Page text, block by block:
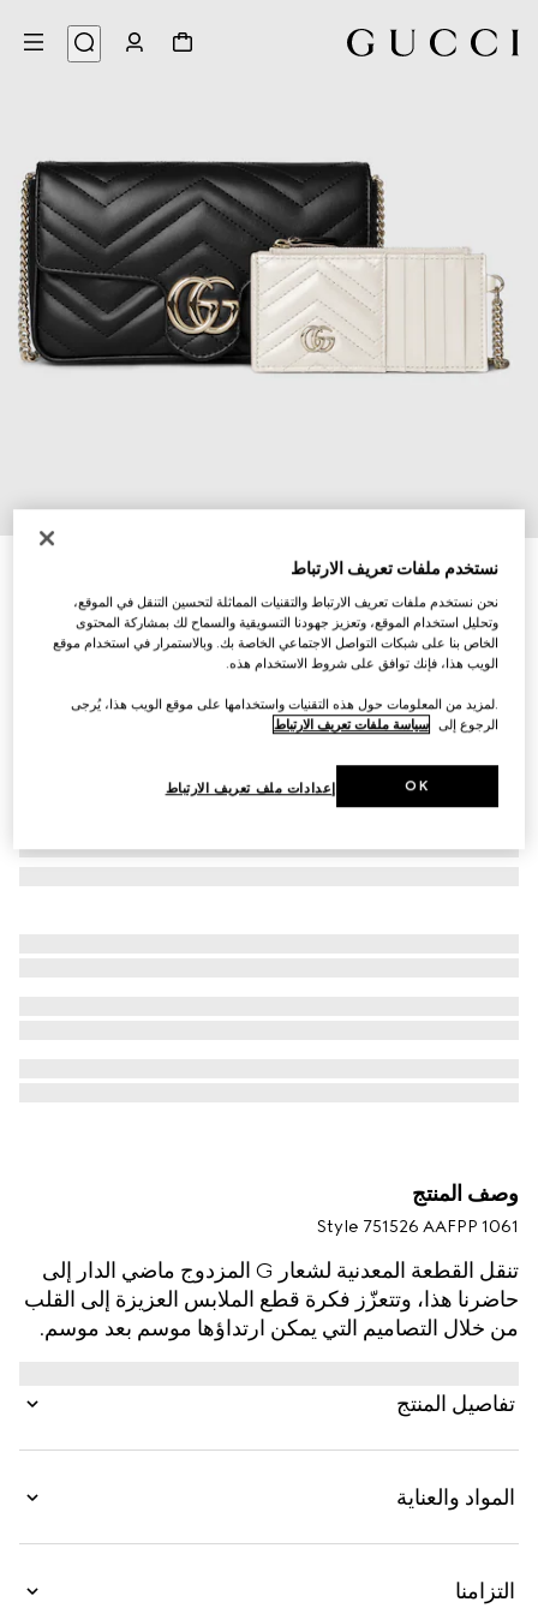
حقيبة كتف GG Marmont صغيرة
AED 8,750
تنويعاتجلد باللون الأسود
وصف المنتج
Style ‎751526 AAFPP 1061
تنقل القطعة المعدنية لشعار G المزدوج ماضي الدار إلى
حاضرنا هذا، وتتعزّز فكرة قطع الملابس العزيزة إلى القلب
من خلال التصاميم التي يمكن ارتداؤها موسم بعد موسم.
حين تتميّز الجهة الداخلية بحافظة بطاقات يمكن فصلها من
الجلد المتباين باللون الأبيض.
تفاصيل المنتج
المواد والعناية
التزامنا
نستخدم ملفات تعريف الارتباط
نحن نستخدم ملفات تعريف الارتباط والتقنيات المماثلة لتحسين التنقل في الموقع،
وتحليل استخدام الموقع، وتعزيز جهودنا التسويقية والسماح لك بمشاركة المحتوى
الخاص بنا على شبكات التواصل الاجتماعي الخاصة بك. وبالاستمرار في استخدام موقع
الويب هذا، فإنك توافق على شروط الاستخدام هذه.
.لمزيد من المعلومات حول هذه التقنيات واستخدامها على موقع الويب هذا، يُرجى
الرجوع إلى سياسة ملفات تعريف الارتباط
إعدادات ملف تعريف الارتباط OK